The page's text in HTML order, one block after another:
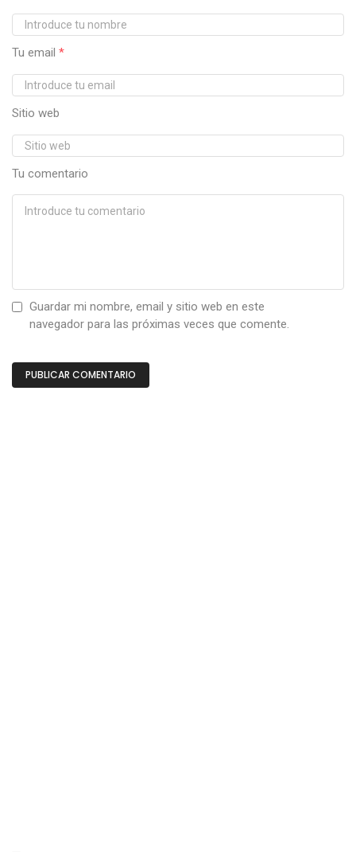
Tu email *
Sitio web
Tu comentario
Guardar mi nombre, email y sitio web en este
navegador para las próximas veces que comente.